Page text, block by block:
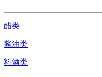
醋类
酱油类
料酒类